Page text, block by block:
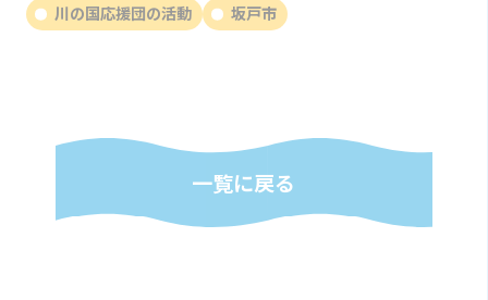
川の国応援団の活動 坂戸市
一覧に戻る